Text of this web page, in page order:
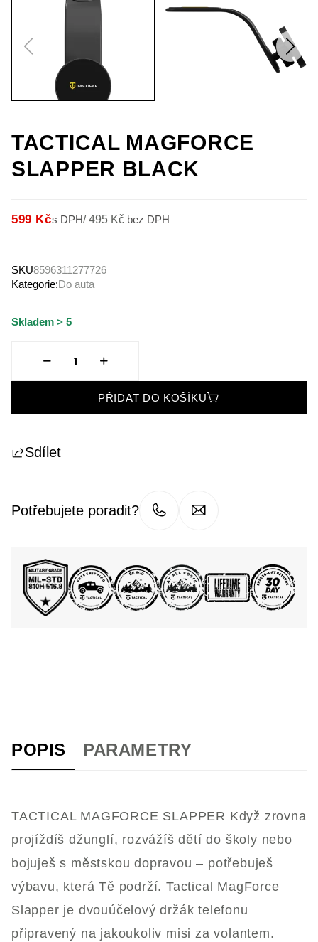
TACTICAL MAGFORCE
SLAPPER BLACK
599 Kčs DPH/ 495 Kč bez DPH
SKU8596311277726
Kategorie:Do auta
Skladem > 5
PŘIDAT DO KOŠÍKU
Sdílet
Potřebujete poradit?
POPIS PARAMETRY
TACTICAL MAGFORCE SLAPPER Když zrovna
projíždíš džunglí, rozvážíš dětí do školy nebo
bojuješ s městskou dopravou – potřebuješ
výbavu, která Tě podrží. Tactical MagForce
Slapper je dvouúčelový držák telefonu
připravený na jakoukoliv misi za volantem.